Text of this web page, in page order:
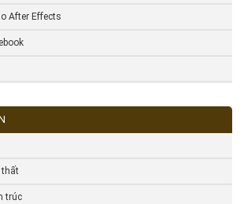
After Effects
trúc